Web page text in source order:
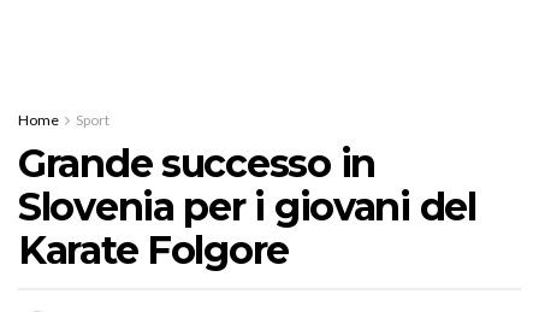
Home Sport
Grande successo in
Slovenia per i giovani del
Karate Folgore